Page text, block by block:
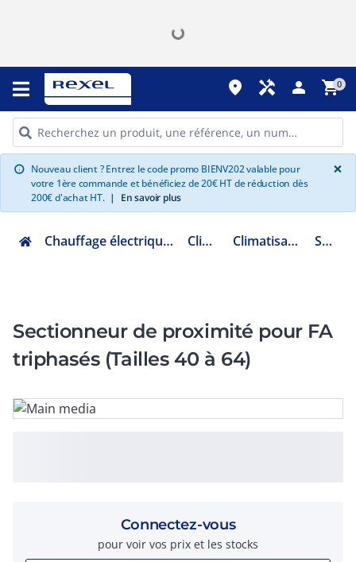
place handyman person shopping_cart0
info Nouveau client ? Entrez le code promo BIENV202 valable pour
votre 1ère commande et bénéficiez de 20€ HT de réduction dès
200€ d'achat HT. | En savoir plus
×
Chauffage électrique climatisation ventilation Climatisation Climatisation accessoires SET004YY
Sectionneur de proximité pour FA
triphasés (Tailles 40 à 64)
Connectez-vous
pour voir vos prix et les stocks